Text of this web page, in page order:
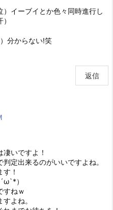
イーブイとか色々同時進行し
分からない!笑
返信
いですよ！
定出来るのがいいですよね。
！
）
すねｗ
よね。